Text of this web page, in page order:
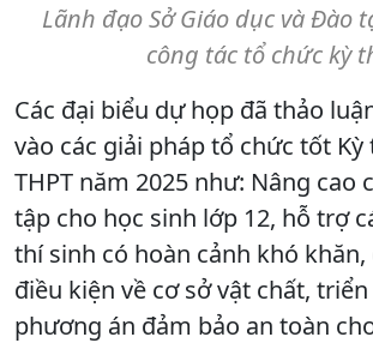
Lãnh đạo Sở Giáo dục và Đào
công tác tổ chức kỳ
Các đại biểu dự họp đã thảo
vào các giải pháp tổ chức tốt
THPT năm 2025 như: Nâng cao
tập cho học sinh lớp 12, hỗ trợ
thí sinh có hoàn cảnh khó khăn,
điều kiện về cơ sở vật chất,
phương án đảm bảo an toàn